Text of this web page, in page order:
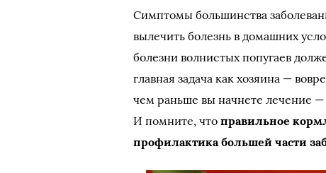
Симптомы большинства
вылечить болезнь в домашних
болезни волнистых попугаев
главная задача как хозяина —
чем раньше вы начнете лечение
И помните, чтоправильное
профилактика большей части